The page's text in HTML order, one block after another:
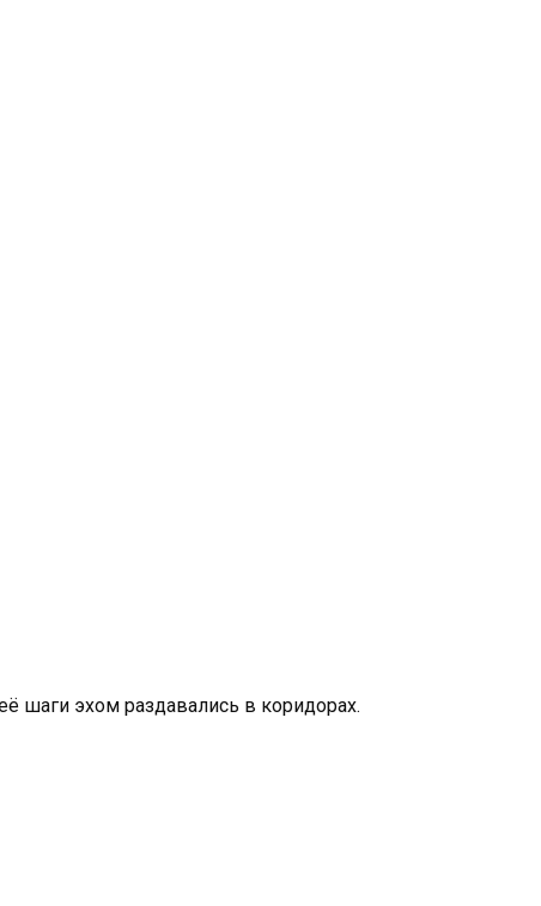
шаги эхом раздавались в коридорах.